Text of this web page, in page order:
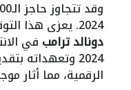
2024. يعزى هذا التوقع إلى عدة عوامل، أبرزها فوز
دونالد ترامب في
2024 وتعهداته
الرقمية، مما أثار